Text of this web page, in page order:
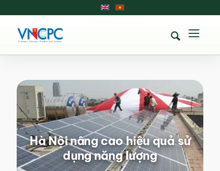
Hà Nội nâng cao hiệu quả sử
dụng năng lượng